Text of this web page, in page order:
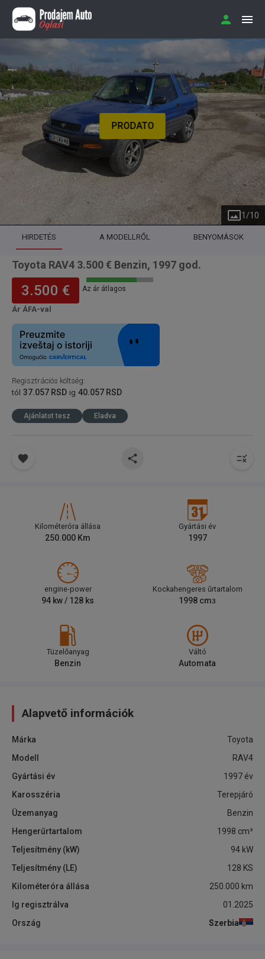
PRODATO
1 /10
HIRDETÉS A MODELLRŐL BENYOMÁSOK
Toyota RAV4 3.500 € Benzin, 1997 god.
3.500 €
Ár ÁFA-val
Az ár átlagos
Regisztrációs költség:
tól 37.057 RSD ig 40.057 RSD
Ajánlatot tesz Eladva
Kilométeróra állása
250.000 Km
Gyártási év
1997
engine-power
94 kw / 128 ks
Kockahengeres űrtartalom
1998 cm3
Tüzelőanyag
Benzin
Váltó
Automata
Alapvető információk
Márka
Toyota
Modell
RAV4
Gyártási év
1997 év
Karosszéria
Terepjáró
Üzemanyag
Benzin
Hengerűrtartalom
1998 cm³
Teljesítmény (kW)
94 kW
Teljesítmény (LE)
128 KS
Kilométeróra állása
250.000 km
Ig regisztrálva
01.2025
Ország
Szerbia